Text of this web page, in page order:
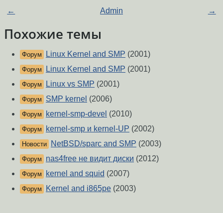
← Admin →
Похожие темы
Форум Linux Kernel and SMP (2001)
Форум Linux Kernel and SMP (2001)
Форум Linux vs SMP (2001)
Форум SMP kernel (2006)
Форум kernel-smp-devel (2010)
Форум kernel-smp и kernel-UP (2002)
Новости NetBSD/sparc and SMP (2003)
Форум nas4free не видит диски (2012)
Форум kernel and squid (2007)
Форум Kernel and i865pe (2003)